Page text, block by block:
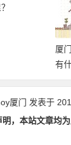
厦
有
厦门 发表于
明，本站文章均